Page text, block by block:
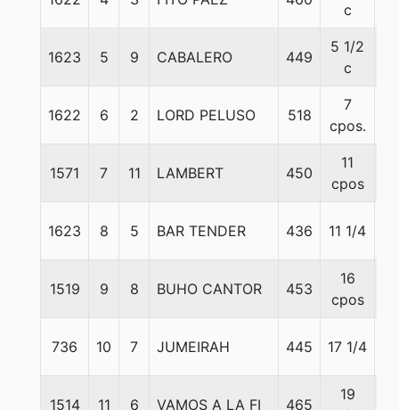
c
1623 5 9 CABALERO 449
5 1/2
c
1622 6 2 LORD PELUSO 518
7
cpos.
1571 7 11 LAMBERT 450
11
cpos
1623 8 5 BAR TENDER 436 11 1/4
1519 9 8 BUHO CANTOR 453
16
cpos
736 10 7 JUMEIRAH 445 17 1/4
1514 11 6 VAMOS A LA FI 465
19